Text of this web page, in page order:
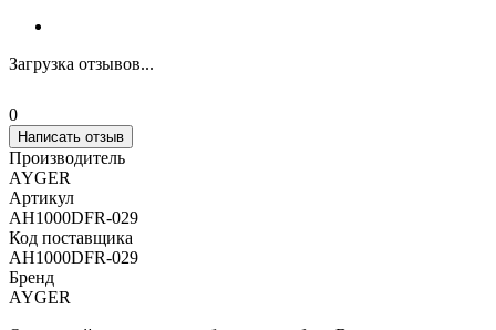
Загрузка отзывов...
0
Написать отзыв
Производитель
AYGER
Артикул
AH1000DFR-029
Код поставщика
AH1000DFR-029
Бренд
AYGER